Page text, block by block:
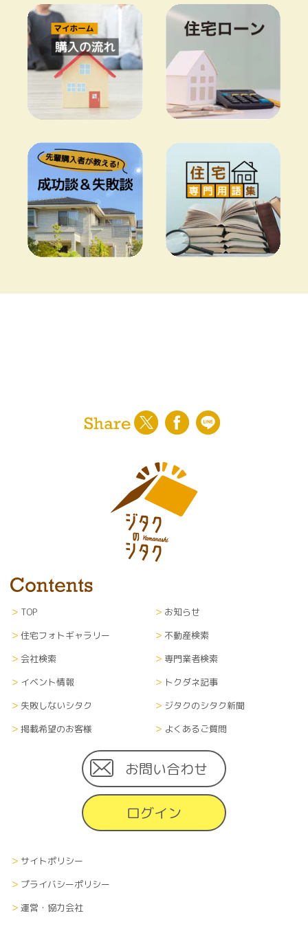
TOP
お知らせ
住宅フォトギャラリー
不動産検索
会社検索
専門業者検索
イベント情報
トクダネ記事
失敗しないシタク
ジタクのシタク新聞
掲載希望のお客様
よくあるご質問
お問い合わせ
ログイン
サイトポリシー
プライバシーポリシー
運営・協力会社